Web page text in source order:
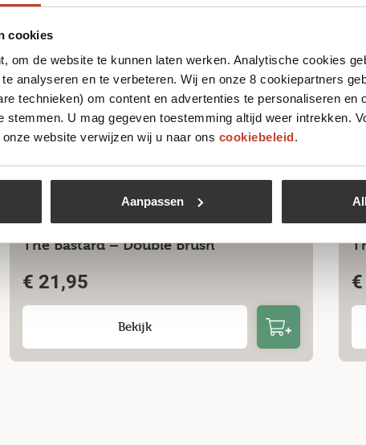
cookies
om de website te kunnen laten werken. Analytische cookies
analyseren en te verbeteren. Wij en onze 8 cookiepartners
technieken) om content en advertenties te personaliseren en
stemmen. U mag gegeven toestemming altijd weer intrekken.
website verwijzen wij u naar ons cookiebeleid.
Aanpassen
The Bastard – Double Brush
€ 21,95
Bekijk
€